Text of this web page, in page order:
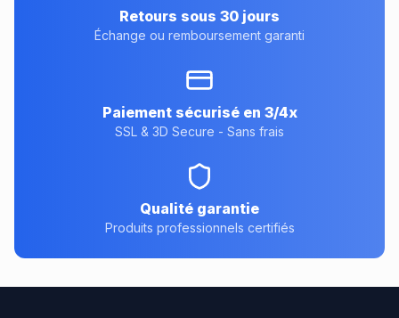
Retours sous 30 jours
Échange ou remboursement garanti
Paiement sécurisé en 3/4x
SSL & 3D Secure - Sans frais
Qualité garantie
Produits professionnels certifiés